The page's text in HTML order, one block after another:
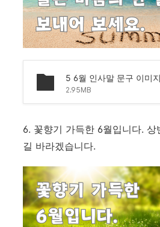
2.95MB
6. 꽃향기 가득한 6월입니다. 상
길 바라겠습니다.